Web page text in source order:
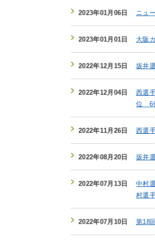
2023年01月06日 ニュ
2023年01月01日 大阪
2022年12月15日 坂井
2022年12月04日
西選
位 6
2022年11月26日 西選
2022年08月20日 坂井
2022年07月13日
中村
村選
2022年07月10日 第18